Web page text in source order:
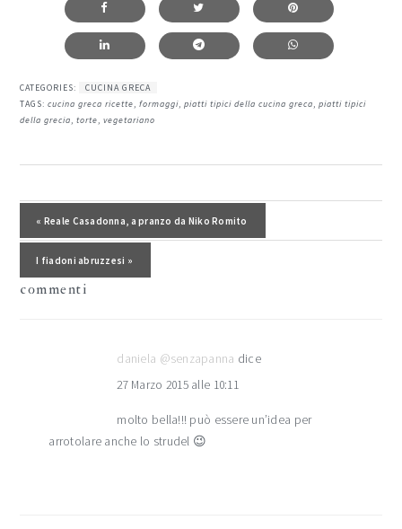
CATEGORIES:
CUCINA GRECA
TAGS:cucina greca ricette,formaggi,piatti tipici della cucina greca,piatti tipici
della grecia,torte,vegetariano
Post precedente:
« Reale Casadonna, a pranzo da Niko Romito
Post successivo:
I fiadoni abruzzesi »
del
lettore
commenti
daniela @senzapanna dice
27 Marzo 2015 alle 10:11
molto bella!!! può essere un’idea per
arrotolare anche lo strudel 😉